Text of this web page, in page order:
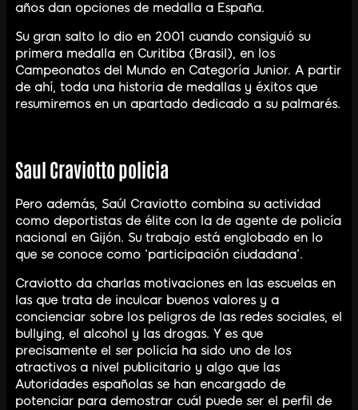
años dan opciones de medalla a España.
Su gran salto lo dio en 2001 cuando consiguió su
primera medalla en Curitiba (Brasil), en los
Campeonatos del Mundo en Categoría Junior. A partir
de ahí, toda una historia de medallas y éxitos que
resumiremos en un apartado dedicado a su palmarés.
Saul Craviotto policia
Pero además, Saúl Craviotto combina su actividad
como deportistas de élite con la de agente de policía
nacional en Gijón. Su trabajo está englobado en lo
que se conoce como ‘participación ciudadana’.
Craviotto da charlas motivaciones en las escuelas en
las que trata de inculcar buenos valores y a
concienciar sobre los peligros de las redes sociales, el
bullying, el alcohol y las drogas. Y es que
precisamente el ser policía ha sido uno de los
atractivos a nivel publicitario y algo que las
Autoridades españolas se han encargado de
potenciar para demostrar cuál puede ser el perfil de